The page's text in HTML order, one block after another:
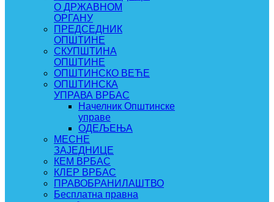
О ДРЖАВНОМ
ОРГАНУ
ПРЕДСЕДНИК
ОПШТИНЕ
СКУПШТИНА
ОПШТИНЕ
ОПШТИНСКО ВЕЋЕ
ОПШТИНСКА
УПРАВА ВРБАС
Начелник Општинске
управе
ОДЕЉЕЊА
МЕСНЕ
ЗАЈЕДНИЦЕ
КЕМ ВРБАС
КЛЕР ВРБАС
ПРАВОБРАНИЛАШТВО
Бесплатна правна